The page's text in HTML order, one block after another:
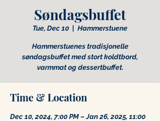
Søndagsbuffet
Tue, Dec 10
  |
Hammerstuene
Hammerstuenes tradisjonelle
søndagsbuffet med stort koldtbord,
varmmat og dessertbuffet.
Time & Location
Dec 10, 2024, 7:00 PM – Jan 26, 2025, 11:00